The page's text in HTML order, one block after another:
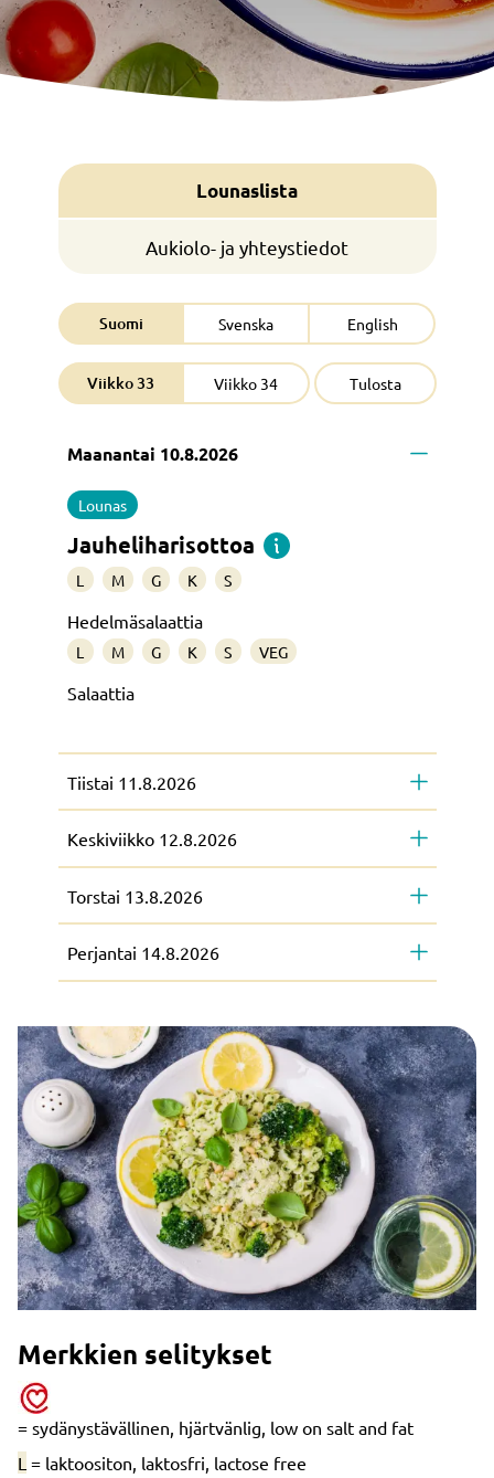
Lounaslista
Aukiolo- ja yhteystiedot
Viikko 33 Viikko 34
Suomi Svenska English
Tulosta
Maanantai 10.8.2026
Lounas
Jauheliharisottoa
L M G K S
Hedelmäsalaattia
L M G K S VEG
Salaattia
Tiistai 11.8.2026
Keskiviikko 12.8.2026
Torstai 13.8.2026
Perjantai 14.8.2026
Merkkien selitykset
= sydänystävällinen, hjärtvänlig, low on salt and fat
L = laktoositon, laktosfri, lactose free